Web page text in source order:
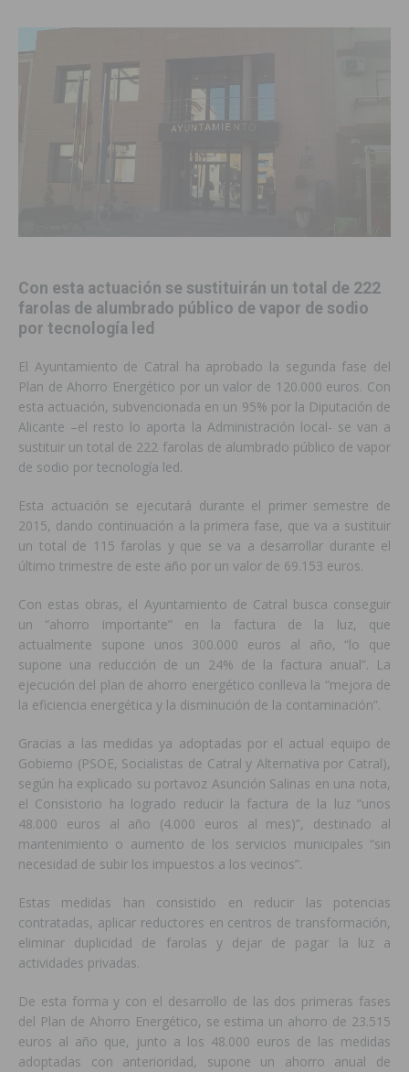
Con esta actuación se sustituirán un total de 222
farolas de alumbrado público de vapor de sodio
por tecnología led
El Ayuntamiento de Catral ha aprobado la segunda fase del
Plan de Ahorro Energético por un valor de 120.000 euros. Con
esta actuación, subvencionada en un 95% por la Diputación de
Alicante –el resto lo aporta la Administración local- se van a
sustituir un total de 222 farolas de alumbrado público de vapor
de sodio por tecnología led.
Esta actuación se ejecutará durante el primer semestre de
2015, dando continuación a la primera fase, que va a sustituir
un total de 115 farolas y que se va a desarrollar durante el
último trimestre de este año por un valor de 69.153 euros.
Con estas obras, el Ayuntamiento de Catral busca conseguir
un “ahorro importante” en la factura de la luz, que
actualmente supone unos 300.000 euros al año, “lo que
supone una reducción de un 24% de la factura anual”. La
ejecución del plan de ahorro energético conlleva la “mejora de
la eficiencia energética y la disminución de la contaminación”.
Gracias a las medidas ya adoptadas por el actual equipo de
Gobierno (PSOE, Socialistas de Catral y Alternativa por Catral),
según ha explicado su portavoz Asunción Salinas en una nota,
el Consistorio ha logrado reducir la factura de la luz “unos
48.000 euros al año (4.000 euros al mes)”, destinado al
mantenimiento o aumento de los servicios municipales “sin
necesidad de subir los impuestos a los vecinos”.
Estas medidas han consistido en reducir las potencias
contratadas, aplicar reductores en centros de transformación,
eliminar duplicidad de farolas y dejar de pagar la luz a
actividades privadas.
De esta forma y con el desarrollo de las dos primeras fases
del Plan de Ahorro Energético, se estima un ahorro de 23.515
euros al año que, junto a los 48.000 euros de las medidas
adoptadas con anterioridad, supone un ahorro anual de